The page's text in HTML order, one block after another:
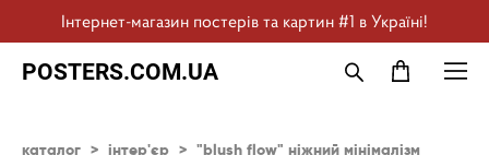
Інтернет-магазин постерів та картин #1 в Україні!
POSTERS.COM.UA
каталог > інтер'єр > "blush flow" ніжний мінімалізм